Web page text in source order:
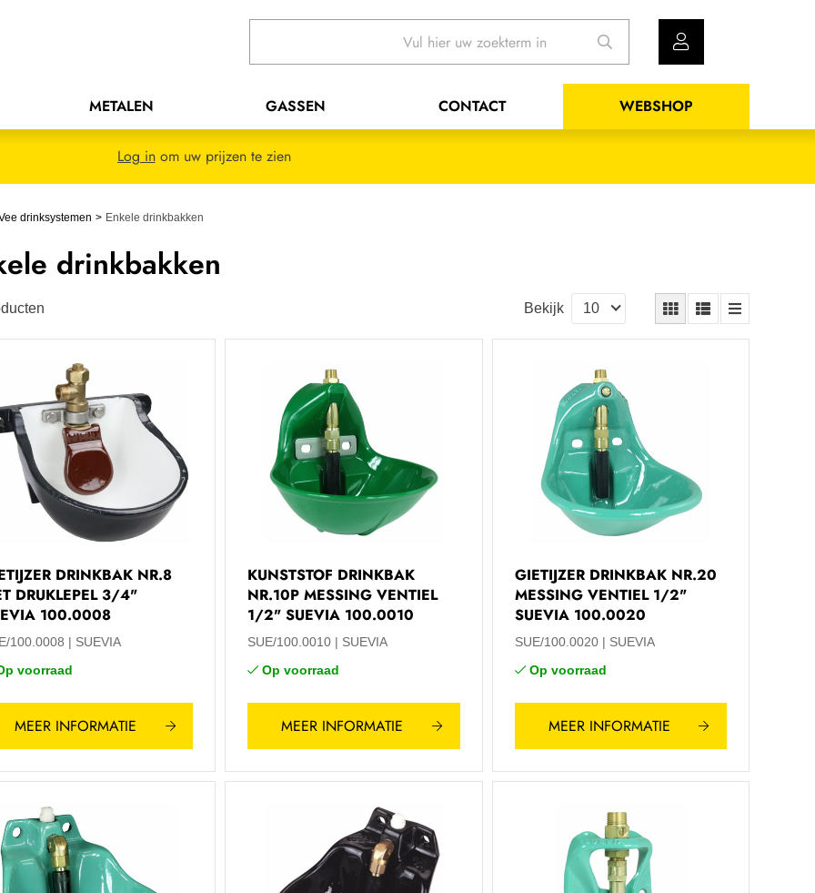
METALEN GASSEN CONTACT WEBSHOP
Log inom uw prijzen te zien
drinksystemen Enkele drinkbakken
drinkbakken
Bekijk
DRINKBAK NR.8
DRUKLEPEL 3/4"
100.0008
100.0008
SUEVIA
voorraad
MEER INFORMATIE
KUNSTSTOF DRINKBAK
NR.10P MESSING VENTIEL
1/2" SUEVIA 100.0010
SUE/100.0010
SUEVIA
Op voorraad
MEER INFORMATIE
GIETIJZER DRINKBAK NR.20
MESSING VENTIEL 1/2"
SUEVIA 100.0020
SUE/100.0020
SUEVIA
Op voorraad
MEER INFORMATIE